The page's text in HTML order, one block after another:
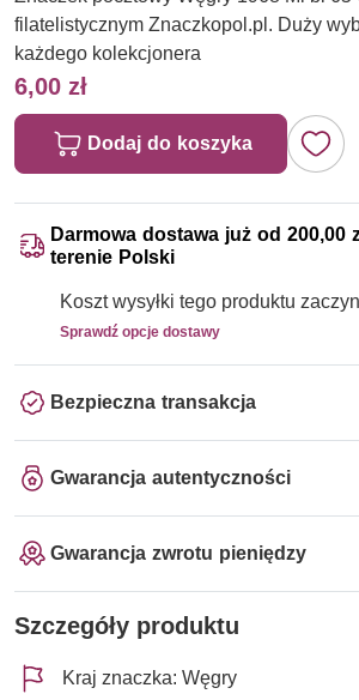
filatelistycznym Znaczkopol.pl. Duży
każdego kolekcjonera
6,00 zł
Dodaj do koszyka
Darmowa dostawa już od 200,00
terenie Polski
Koszt wysyłki tego produktu
Sprawdź opcje dostawy
Bezpieczna transakcja
Gwarancja autentyczności
Gwarancja zwrotu pieniędzy
Szczegóły produktu
Kraj znaczka: Węgry